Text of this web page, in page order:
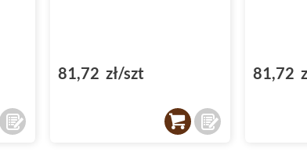
81,72 zł/szt 81,72